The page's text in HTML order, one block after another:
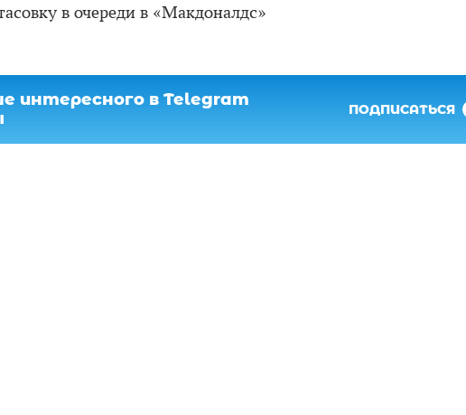
в очереди в «Макдоналдс»
интересного в Telegram
ПОДПИСАТЬСЯ